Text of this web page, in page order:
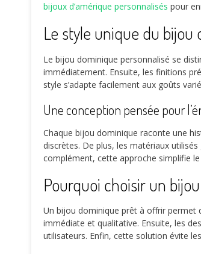
bijoux d’amérique personnalisés pour
Le style unique du
Le bijou dominique personnalisé se
immédiatement. Ensuite, les finitions
style s’adapte facilement aux goûts
Une conception pensée pour
Chaque bijou dominique raconte une
discrètes. De plus, les matériaux
complément, cette approche simplifie
Pourquoi choisir un
Un bijou dominique prêt à offrir permet
immédiate et qualitative. Ensuite, les
utilisateurs. Enfin, cette solution évite